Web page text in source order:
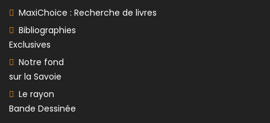
MaxiChoice : Recherche de livres
Bibliographies
Exclusives
Notre fond
sur la Savoie
Le rayon
Bande Dessinée